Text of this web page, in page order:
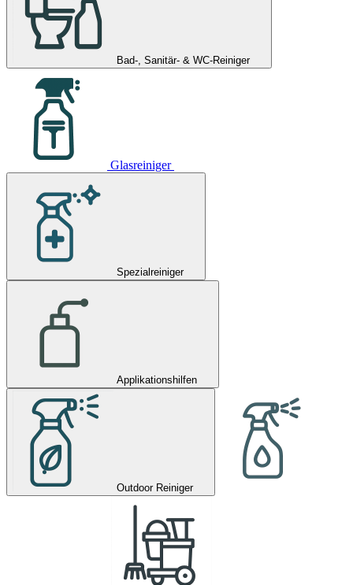
Bad-, Sanitär- & WC-Reiniger
Glasreiniger
Spezialreiniger
Applikationshilfen
Outdoor Reiniger